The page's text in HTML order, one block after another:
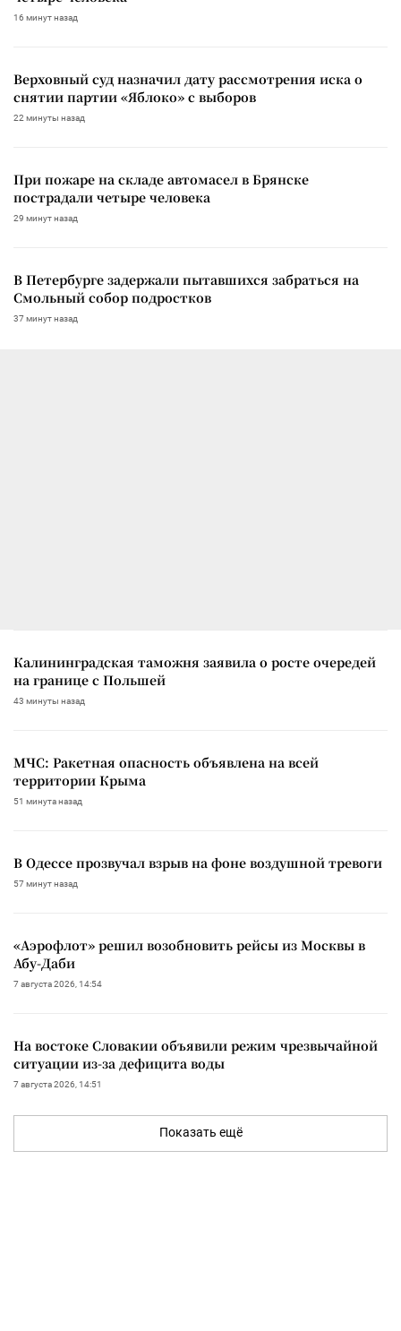
16 минут назад
Верховный суд назначил дату рассмотрения иска о
снятии партии «Яблоко» с выборов
22 минуты назад
При пожаре на складе автомасел в Брянске
пострадали четыре человека
29 минут назад
В Петербурге задержали пытавшихся забраться на
Смольный собор подростков
37 минут назад
Калининградская таможня заявила о росте очередей
на границе с Польшей
43 минуты назад
МЧС: Ракетная опасность объявлена на всей
территории Крыма
51 минута назад
В Одессе прозвучал взрыв на фоне воздушной тревоги
57 минут назад
«Аэрофлот» решил возобновить рейсы из Москвы в
Абу-Даби
7 августа 2026, 14:54
На востоке Словакии объявили режим чрезвычайной
ситуации из-за дефицита воды
7 августа 2026, 14:51
Показать ещё